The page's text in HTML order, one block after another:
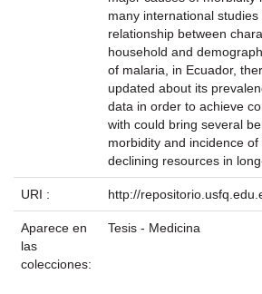
many international
relationship between
household and
of malaria, in Ecuador,
updated about its
data in order to achieve
with could bring several
morbidity and incidence
declining resources in
URI : http://
Aparece en
las
colecciones:
Tesis - Medicina